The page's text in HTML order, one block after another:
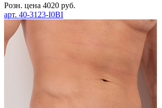
Розн. цена 4020 руб.
арт. 40-3123-I0BI